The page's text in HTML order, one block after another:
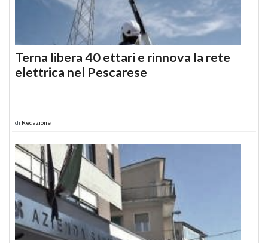
Terna libera 40 ettari e rinnova la rete
elettrica nel Pescarese
di Redazione